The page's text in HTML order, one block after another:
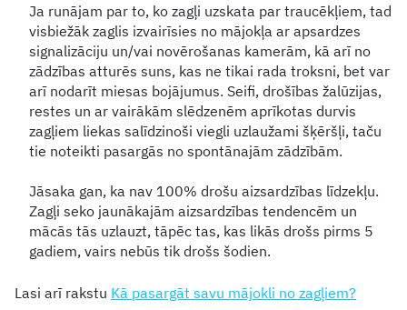
Ja runājam par to, ko zagļi uzskata par traucēkļiem, tad
visbiežāk zaglis izvairīsies no mājokļa ar apsardzes
signalizāciju un/vai novērošanas kamerām, kā arī no
zādzības atturēs suns, kas ne tikai rada troksni, bet var
arī nodarīt miesas bojājumus. Seifi, drošības žalūzijas,
restes un ar vairākām slēdzenēm aprīkotas durvis
zagļiem liekas salīdzinoši viegli uzlaužami šķēršļi, taču
tie noteikti pasargās no spontānajām zādzībām.
Jāsaka gan, ka nav 100% drošu aizsardzības līdzekļu.
Zagļi seko jaunākajām aizsardzības tendencēm un
mācās tās uzlauzt, tāpēc tas, kas likās drošs pirms 5
gadiem, vairs nebūs tik drošs šodien.
Lasi arī rakstu Kā pasargāt savu mājokli no zagļiem?